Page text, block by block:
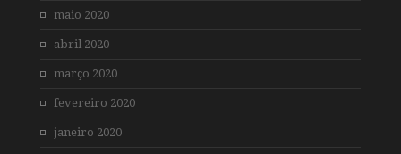
maio 2020
abril 2020
março 2020
fevereiro 2020
janeiro 2020